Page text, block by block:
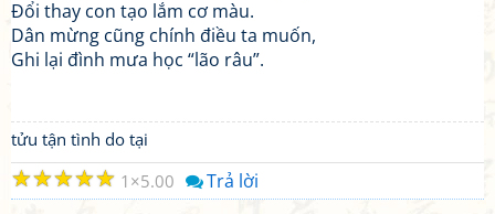
Đổi thay con tạo lắm cơ màu.
Dân mừng cũng chính điều ta muốn,
Ghi lại đình mưa học “lão râu”.
tửu tận tình do tại
☆
☆
☆
☆
☆ 1 5.00 Trả lời